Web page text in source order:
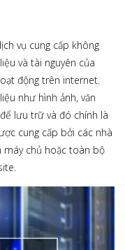
vụ cung cấp không
và tài nguyên của
động trên internet.
như hình ảnh, văn
lưu trữ và đó chính là
cung cấp bởi các nhà
máy chủ hoặc toàn bộ